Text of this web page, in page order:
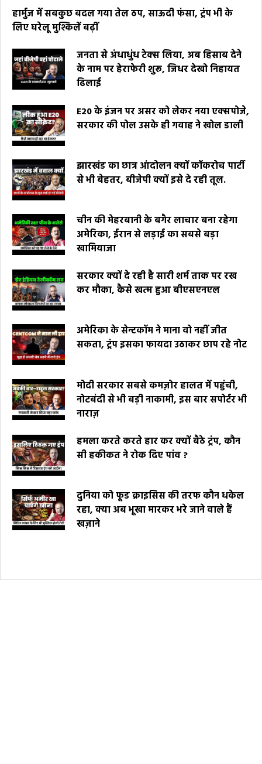
हार्मुज में सबकुछ बदल गया तेल ठप, साऊदी फंसा, ट्रंप भी के
लिए घरेलू मुश्किलें बढ़ीं
जनता से अंधाधुंध टेक्स लिया, अब हिसाब देने
के नाम पर हेराफेरी शुरू, जिधर देखो निहायत
ढिलाई
E20 के इंजन पर असर को लेकर नया एक्सपोजे,
सरकार की पोल उसके ही गवाह ने खोल डाली
झारखंड का छात्र आंदोलन क्यों कॉकरोच पार्टी
से भी बेहतर, बीजेपी क्यों इसे दे रही तूल.
चीन की मेहरबानी के बगैर लाचार बना रहेगा
अमेरिका, ईरान से लड़ाई का सबसे बड़ा
खामियाजा
सरकार क्यों दे रही है सारी शर्म ताक पर रख
कर मौका, कैसे खत्म हुआ बीएसएनएल
अमेरिका के सेन्टकॉम ने माना वो नहीं जीत
सकता, ट्रंप इसका फायदा उठाकर छाप रहे नोट
मोदी सरकार सबसे कमज़ोर हालत में पहुंची,
नोटबंदी से भी बड़ी नाकामी, इस बार सपोर्टर भी
नाराज़
हमला करते करते हार कर क्यों बैठे ट्रंप, कौन
सी हकीकत ने रोक दिए पांव ?
दुनिया को फूड क्राइसिस की तरफ कौन धकेल
रहा, क्या अब भूखा मारकर भरे जाने वाले हैं
खज़ाने